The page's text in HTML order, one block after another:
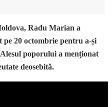
Radu Marian a
pe 20 octombrie pentru a-și
poporului a menționat
deosebită.